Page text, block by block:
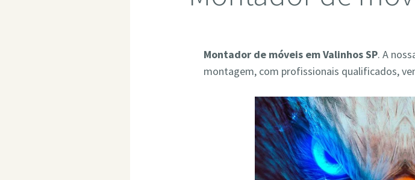
Montador de móveis em Valinhos SP. A
montagem, com profissionais qualificados,